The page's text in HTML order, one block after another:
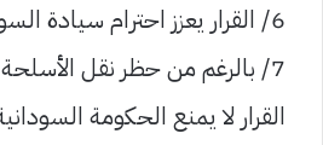
6/ القرار يعزز احترام سيادة السودان ووحدة أراضيه.
7/ بالرغم من حظر نقل الأسلحة
القرار لا يمنع الحكومة